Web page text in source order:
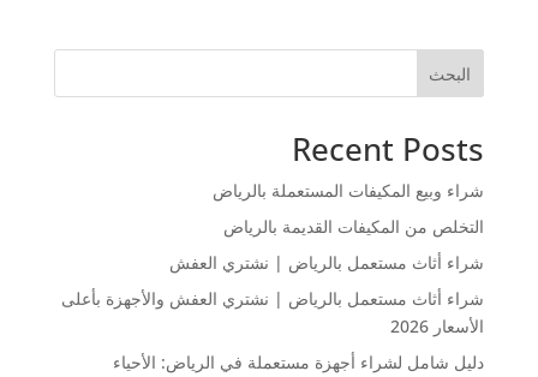
البحث
Recent Posts
شراء وبيع المكيفات المستعملة بالرياض
التخلص من المكيفات القديمة بالرياض
شراء أثاث مستعمل بالرياض | نشتري العفش
شراء أثاث مستعمل بالرياض | نشتري العفش والأجهزة بأعلى
الأسعار 2026
دليل شامل لشراء أجهزة مستعملة في الرياض: الأحياء